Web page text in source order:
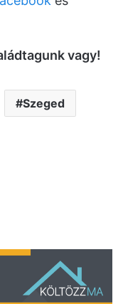
vagy!
Szeged